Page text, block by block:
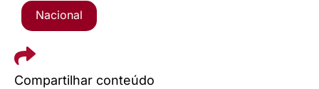
Nacional
Compartilhar conteúdo